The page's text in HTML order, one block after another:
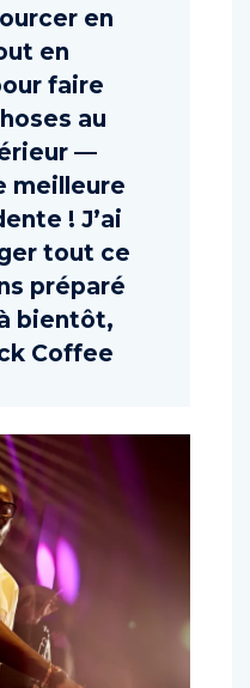
en
en
faire
au
—
meilleure
! J’ai
tout ce
préparé
bientôt,
Coffee